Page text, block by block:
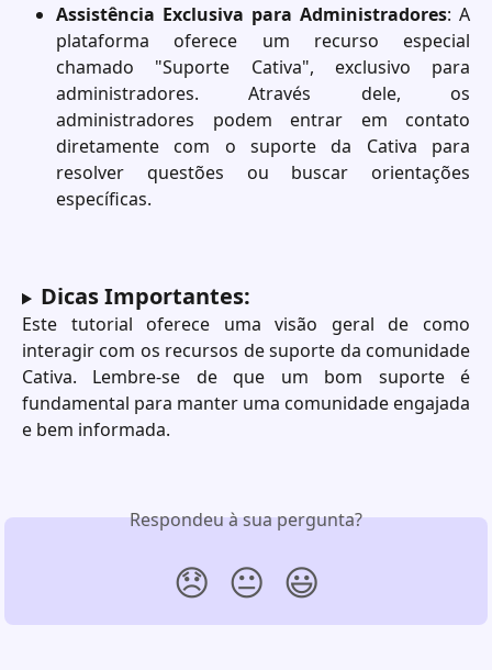
Assistência Exclusiva para Administradores: A
plataforma oferece um recurso especial
chamado "Suporte Cativa", exclusivo para
administradores. Através dele, os
administradores podem entrar em contato
diretamente com o suporte da Cativa para
resolver questões ou buscar orientações
específicas.
Dicas Importantes:
Este tutorial oferece uma visão geral de como
interagir com os recursos de suporte da comunidade
Cativa. Lembre-se de que um bom suporte é
fundamental para manter uma comunidade engajada
e bem informada.
Respondeu à sua pergunta?
😞 😐 😃